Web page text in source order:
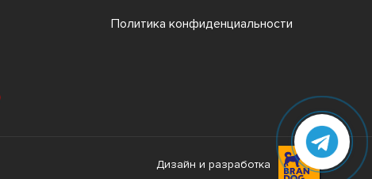
Политика конфиденциальности
Дизайн и разработка